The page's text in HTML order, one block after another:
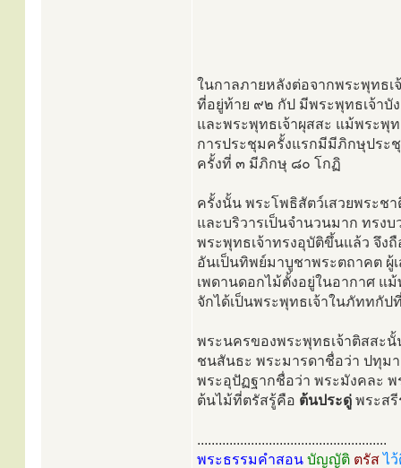
ในกาลภายหลังต่อจากพระพุทธ
ที่อยู่ท้าย ๙๒ กัป มีพระพุทธเจ้าบั
และพระพุทธเจ้าผุสสะ แม้พระพุ
การประชุมครั้งแรกมีมีภิกษุประ
ครั้งที่ ๓ มีภิกษุ ๘๐ โกฏิ
ครั้งนั้น พระโพธิสัตว์เสวยพระช
และบริวารเป็นจำนวนมาก ทรง
พระพุทธเจ้าทรงอุบัติขึ้นแล้ว จึ
อันเป็นทิพย์มาบูชาพระตถาคต ผู้
เพดานดอกไม้ตั้งอยู่ในอากาศ แ
จักได้เป็นพระพุทธเจ้าในภัททกั
พระนครของพระพุทธเจ้าติสสะ
ชนสันธะ พระมารดาชื่อว่า ปทุม
พระอุปัฏฐากชื่อว่า พระมังคละ พ
ต้นไม้ที่ตรัสรู้คือ ต้นประดู่ พระส
.....................................................
พระธรรมคำสอน บัญญัติ ตรัสไ